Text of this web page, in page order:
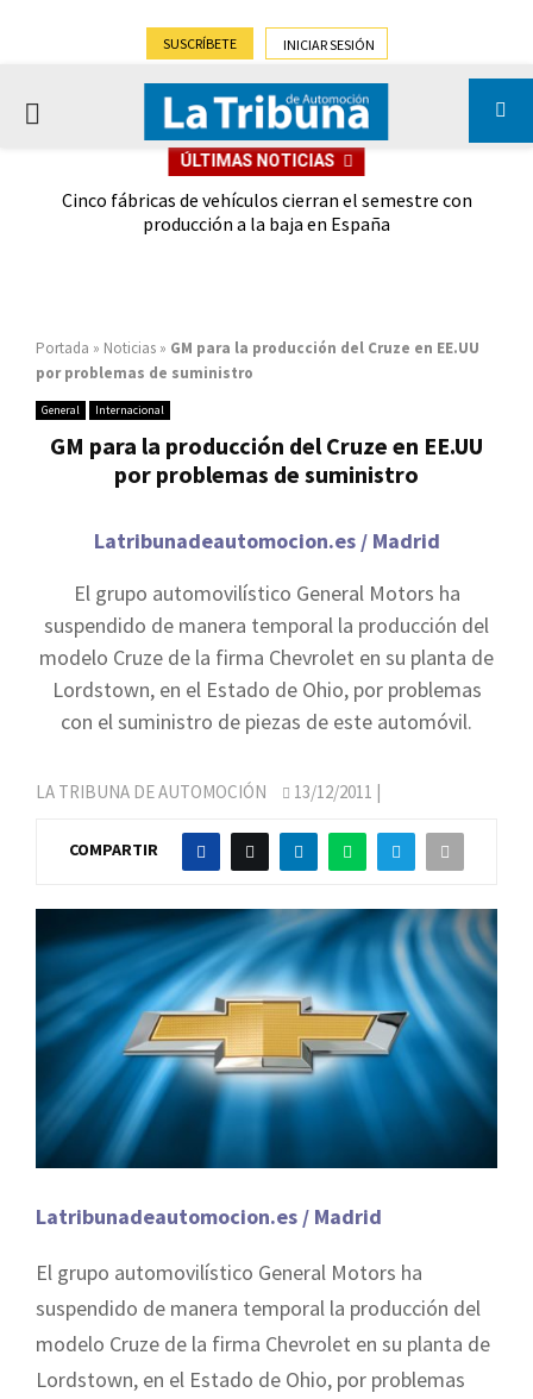
SUSCRÍBETE INICIAR SESIÓN
PRIMARY
ÚLTIMAS NOTICIAS
Cinco fábricas de vehículos cierran el semestre con
producción a la baja en España
Portada » Noticias » GM para la producción del Cruze en EE.UU
por problemas de suministro
General Internacional
GM para la producción del Cruze en EE.UU
por problemas de suministro
Latribunadeautomocion.es / Madrid
El grupo automovilístico General Motors ha
suspendido de manera temporal la producción del
modelo Cruze de la firma Chevrolet en su planta de
Lordstown, en el Estado de Ohio, por problemas
con el suministro de piezas de este automóvil.
LA TRIBUNA DE AUTOMOCIÓN 13/12/2011 |
COMPARTIR
Latribunadeautomocion.es / Madrid
El grupo automovilístico General Motors ha
suspendido de manera temporal la producción del
modelo Cruze de la firma Chevrolet en su planta de
Lordstown, en el Estado de Ohio, por problemas